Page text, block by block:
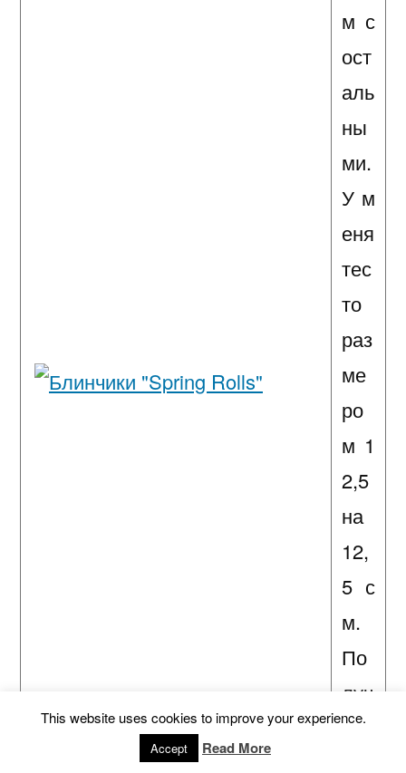
м с
ост
аль
ны
ми.
У м
еня
тес
то
раз
ме
ро
м 1
2,5
на
12,
5 с
м.
По
луч
ает
This website uses cookies to improve your experience.
Accept Read More